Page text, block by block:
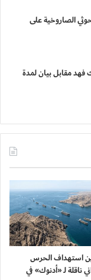
الصاروخية على
فهد مقابل بيان لمدة
استهداف الحرس
ناقلة لـ «أدنوك» في